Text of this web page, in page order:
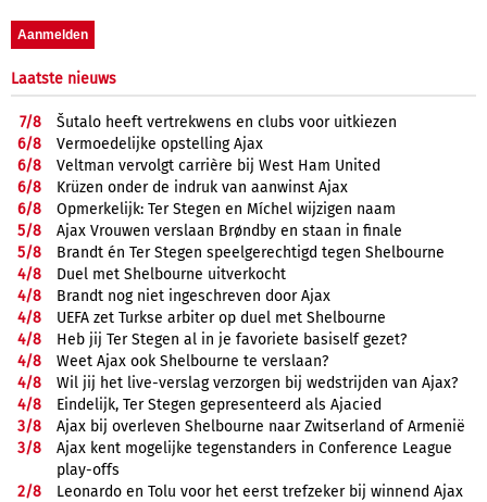
Laatste nieuws
7/8
Šutalo heeft vertrekwens en clubs voor uitkiezen
6/8
Vermoedelijke opstelling Ajax
6/8
Veltman vervolgt carrière bij West Ham United
6/8
Krüzen onder de indruk van aanwinst Ajax
6/8
Opmerkelijk: Ter Stegen en Míchel wijzigen naam
5/8
Ajax Vrouwen verslaan Brøndby en staan in finale
5/8
Brandt én Ter Stegen speelgerechtigd tegen Shelbourne
4/8
Duel met Shelbourne uitverkocht
4/8
Brandt nog niet ingeschreven door Ajax
4/8
UEFA zet Turkse arbiter op duel met Shelbourne
4/8
Heb jij Ter Stegen al in je favoriete basiself gezet?
4/8
Weet Ajax ook Shelbourne te verslaan?
4/8
Wil jij het live-verslag verzorgen bij wedstrijden van Ajax?
4/8
Eindelijk, Ter Stegen gepresenteerd als Ajacied
3/8
Ajax bij overleven Shelbourne naar Zwitserland of Armenië
3/8
Ajax kent mogelijke tegenstanders in Conference League
play-offs
2/8
Leonardo en Tolu voor het eerst trefzeker bij winnend Ajax